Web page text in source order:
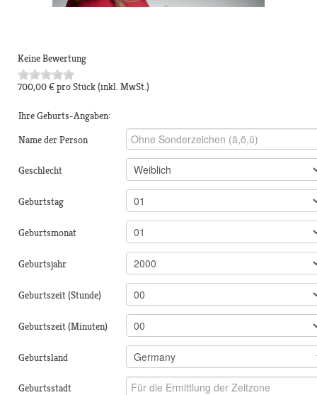
Keine Bewertung
700,00 €pro Stück(inkl. MwSt.)
Ihre Geburts-Angaben:
Name der Person
Geschlecht
Geburtstag
Geburtsmonat
Geburtsjahr
Geburtszeit (Stunde)
Geburtszeit (Minuten)
Geburtsland
Geburtsstadt